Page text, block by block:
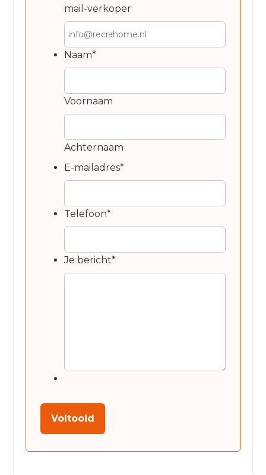
mail-verkoper
Naam*
Voornaam
Achternaam
E-mailadres*
Telefoon*
Je bericht*
Voltooid